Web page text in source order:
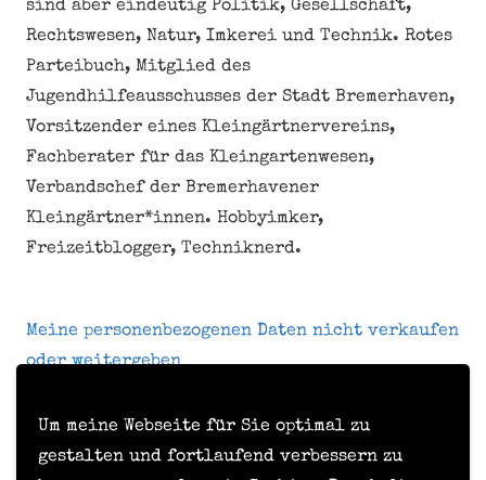
Um meine Webseite für Sie optimal zu
gestalten und fortlaufend verbessern zu
sind aber eindeutig Politik, Gesellschaft,
Rechtswesen, Natur, Imkerei und Technik. Rotes
Parteibuch, Mitglied des
Jugendhilfeausschusses der Stadt Bremerhaven,
Vorsitzender eines Kleingärtnervereins,
Fachberater für das Kleingartenwesen,
Verbandschef der Bremerhavener
Kleingärtner*innen. Hobbyimker,
Freizeitblogger, Techniknerd.
Meine personenbezogenen Daten nicht verkaufen
oder weitergeben